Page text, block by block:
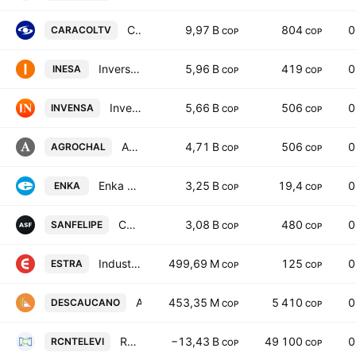
CARACOLTV Caracol Television S.A. 9,97 B COP 804 COP
INESA Inversiones Equipos y Servicios SA 5,96 B COP 419 COP
INVENSA Inversiones Venecia SA 5,66 B COP 506 COP
AGROCHAL Agroguachal SA 4,71 B COP 506 COP
ENKA Enka de Colombia S. A. 3,25 B COP 19,4 COP
SANFELIPE Compania Agricola San Felipe SA 3,08 B COP 480 COP
ESTRA Industrias ESTRA SA 499,69 M COP 125 COP
DESCAUCANO 453,35 M COP 5 410 COP
RCNTELEVI RCN Television SA −13,43 B COP 49 100 COP